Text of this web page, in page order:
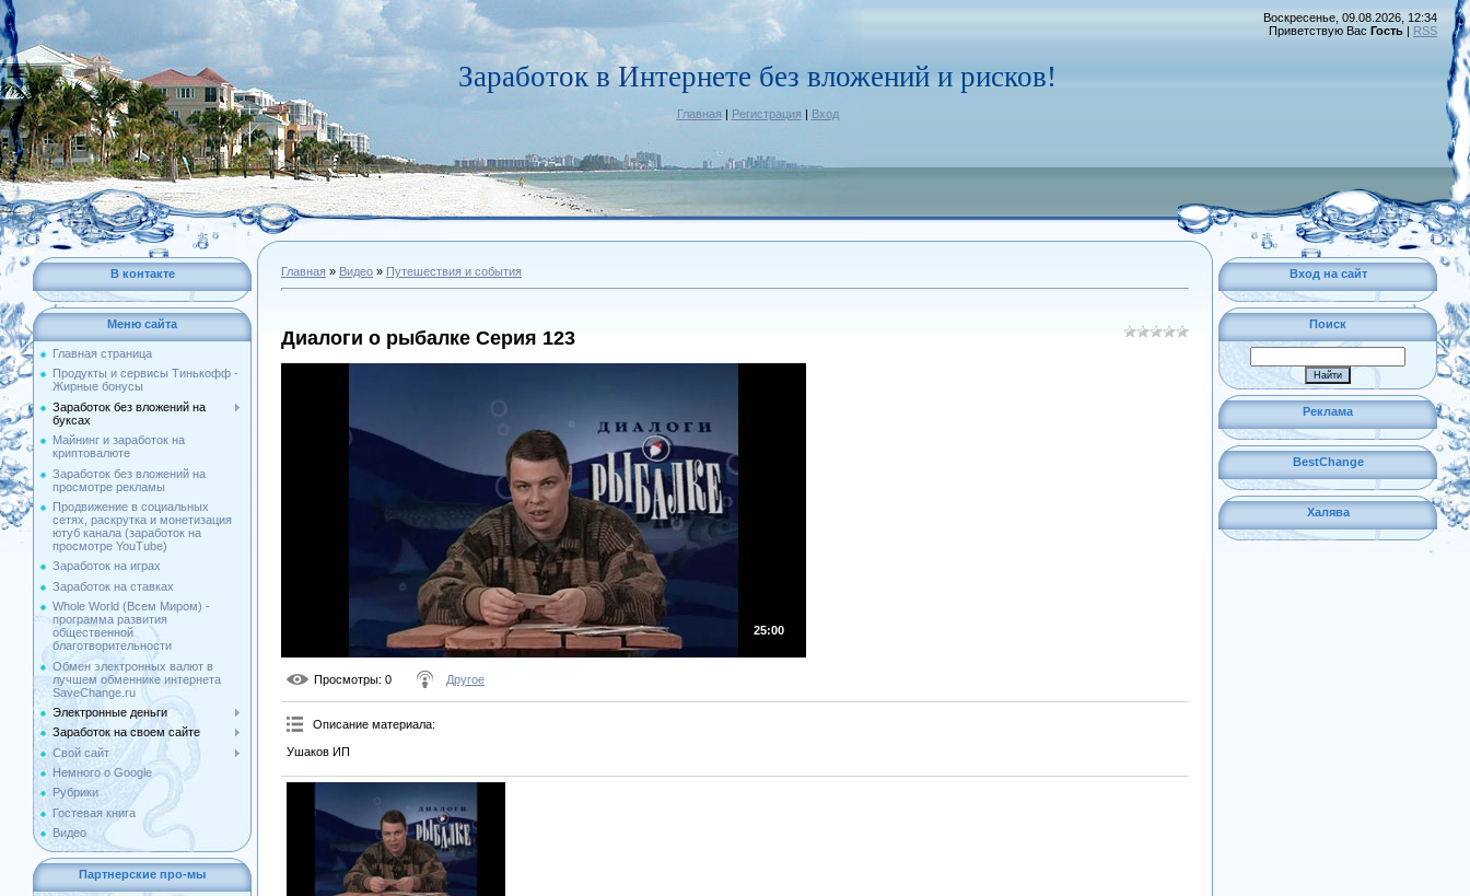
Заработок в Интернете без вложений и рисков!
Главная | Регистрация | Вход
Воскресенье, 09.08.2026, 12:34
Приветствую Вас Гость | RSS
В контакте
Меню сайта
Главная страница
Продукты и сервисы Тинькофф -
Жирные бонусы
Заработок без вложений на
буксах
Майнинг и заработок на
криптовалюте
Заработок без вложений на
просмотре рекламы
Продвижение в социальных
сетях, раскрутка и монетизация
ютуб канала (заработок на
просмотре YouTube)
Заработок на играх
Заработок на ставках
Whole World (Всем Миром) -
программа развития
общественной
благотворительности
Обмен электронных валют в
лучшем обменнике интернета
SaveChange.ru
Электронные деньги
Заработок на своем сайте
Свой сайт
Немного о Google
Рубрики
Гостевая книга
Видео
Партнерские про-мы
Главная » Видео » Путешествия и события
Диалоги о рыбалке Серия 123
25:00
Просмотры: 0 Другое
Описание материала:
Ушаков ИП
Вход на сайт
Поиск
Реклама
BestChange
Халява